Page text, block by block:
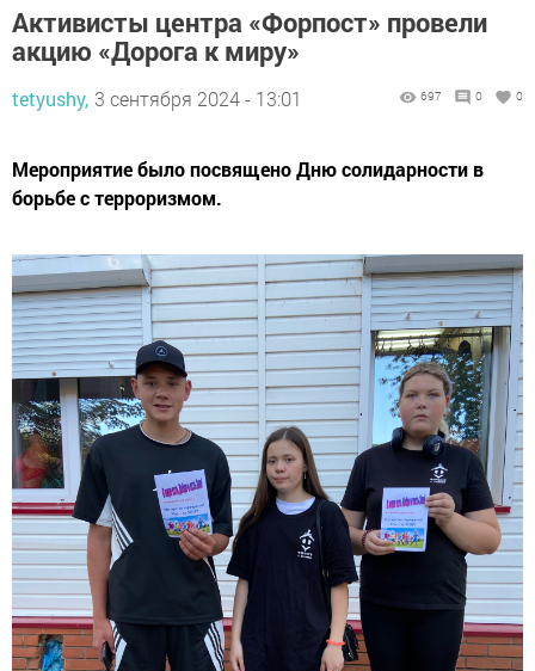
Активисты центра «Форпост» провели
акцию «Дорога к миру»
tetyushy, 3 сентября 2024 - 13:01 697 0 0
Мероприятие было посвящено Дню солидарности в
борьбе с терроризмом.